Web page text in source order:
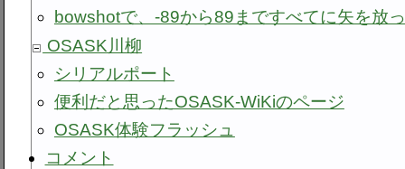
bowshotで、-89から89まですべてに矢を放
OSASK川柳
シリアルポート
便利だと思ったOSASK-WiKiのページ
OSASK体験フラッシュ
コメント